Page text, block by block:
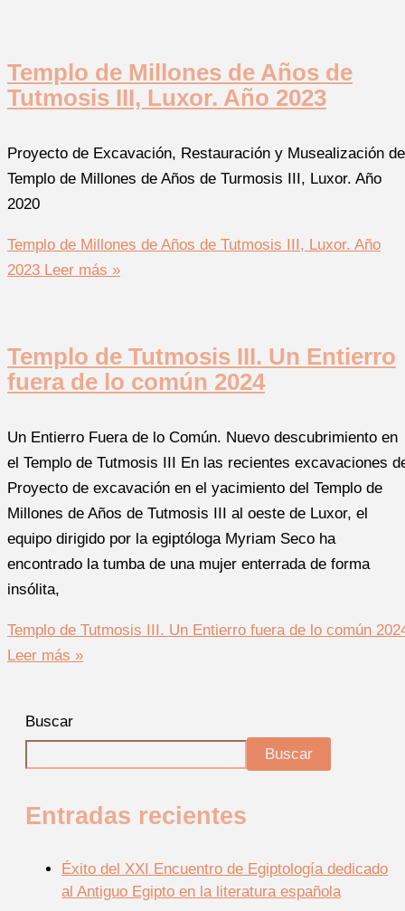
Buscar
Buscar
Entradas recientes
Éxito del XXI Encuentro de Egiptología dedicado
al Antiguo Egipto en la literatura española
Templo de Millones de Años de
Tutmosis III, Luxor. Año 2023
Proyecto de Excavación, Restauración y Musealización
Templo de Millones de Años de Turmosis III, Luxor. Año
2020
Templo de Millones de Años de Tutmosis III, Luxor. Año
2023 Leer más »
Templo de Tutmosis III. Un Entierro
fuera de lo común 2024
Un Entierro Fuera de lo Común. Nuevo descubrimiento en
el Templo de Tutmosis III En las recientes excavaciones
Proyecto de excavación en el yacimiento del Templo de
Millones de Años de Tutmosis III al oeste de Luxor, el
equipo dirigido por la egiptóloga Myriam Seco ha
encontrado la tumba de una mujer enterrada de forma
insólita,
Templo de Tutmosis III. Un Entierro fuera de lo común
Leer más »